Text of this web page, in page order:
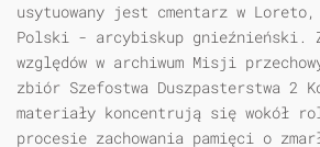
usytuowany jest cmentarz w
Polski - arcybiskup gnieźnieński.
względów w archiwum Misji
zbiór Szefostwa Duszpasterstwa 2
materiały koncentrują się wokół
procesie zachowania pamięci o